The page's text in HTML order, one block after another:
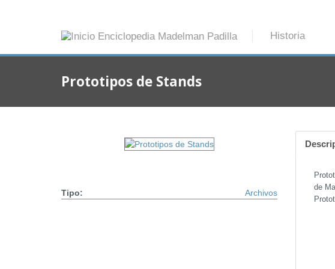
Historia
Prototipos de Stands
Tipo: Archivos
de